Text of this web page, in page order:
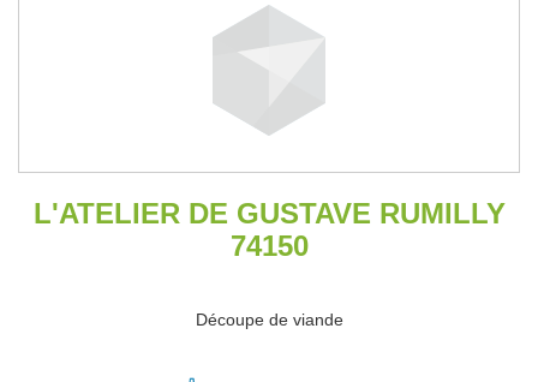
L'ATELIER DE GUSTAVE RUMILLY
74150
Découpe de viande